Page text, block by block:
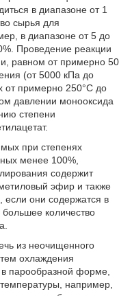
в диапазоне от 1
сырья для
в диапазоне от 5 до
Проведение реакции
равном от примерно 50
(от 5000 кПа до
от примерно 250°С до
давлении монооксида
степени
при степенях
менее 100%,
содержит
эфир и также
если они содержатся в
количество
из неочищенного
охлаждения
в парообразной форме,
например,